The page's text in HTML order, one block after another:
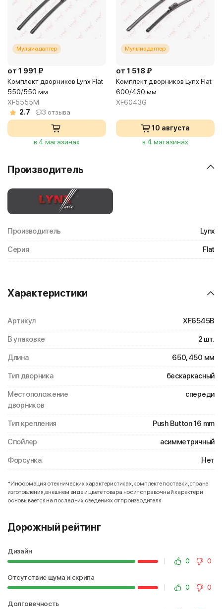
Мультиадаптер
от 1 991 ₽
Комплект дворников Lynx Flat
550/550 мм
XF5555M
2.7
3 отзыва
в 4 магазинах
Мультиадаптер
от 1 518 ₽
Комплект дворников Lynx Flat
600/430 мм
XF6043G
10 августа
в 4 магазинах
Производитель
Производитель Lynx
Серия Flat
Характеристики
Артикул XF6545B
В упаковке 2 шт.
Длина 650, 450 мм
Тип дворника бескаркасный
Местоположение
дворников
спереди
Тип крепления Push Button 16 mm
Спойлер асимметричный
Форсунка Нет
*Информация о технических характеристиках, комплекте поставки, стране
изготовления, внешнем виде и цвете товара носит справочный характер и
основывается на последних сведениях от производителя
Дорожный рейтинг
Дизайн
0
0
Отсутствие шума и скрипа
0
0
Долговечность